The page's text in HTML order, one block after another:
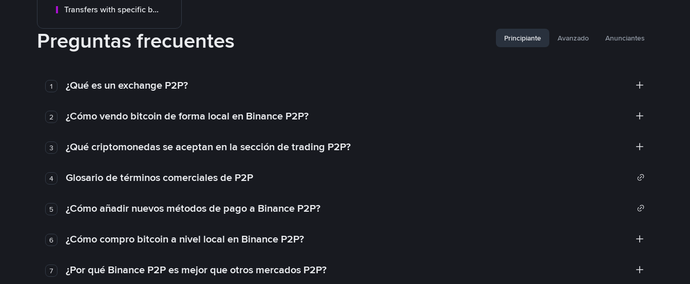
Transfers with specific bank
Preguntas frecuentes Principiante Avanzado Anunciantes
1 ¿Qué es un exchange P2P?
2 ¿Cómo vendo bitcoin de forma local en Binance P2P?
3 ¿Qué criptomonedas se aceptan en la sección de trading P2P?
4 Glosario de términos comerciales de P2P
5 ¿Cómo añadir nuevos métodos de pago a Binance P2P?
6 ¿Cómo compro bitcoin a nivel local en Binance P2P?
7 ¿Por qué Binance P2P es mejor que otros mercados P2P?